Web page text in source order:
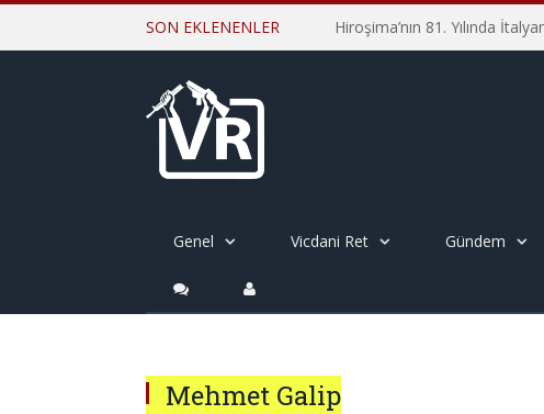
SON EKLENENLER
Genel Vicdani Ret Gündem
Mehmet Galip